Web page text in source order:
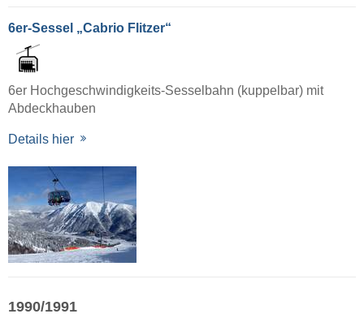
6er-Sessel „Cabrio Flitzer“
6er Hochgeschwindigkeits-Sesselbahn (kuppelbar) mit
Abdeckhauben
Details hier
1990/1991